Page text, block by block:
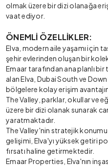
olmak üzere bir dizi olanağa
vaat ediyor.
ÖNEMLİ ÖZELLİKLER:
Elva, modern aile yaşamı için
şehir evlerinden oluşan bir
Emaar tarafından ana planlı
alan Elva, Dubai South ve
bölgelere kolay erişim
The Valley, parklar, okullar ve
üzere bir dizi olanak sunarak
yaratmaktadır.
The Valley'nin stratejik
gelişimi, Elva'yı yüksek getiri
fırsatı haline getirmektedir.
Emaar Properties, Elva'nın